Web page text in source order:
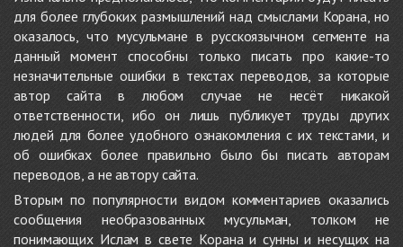
для более глубоких размышлений над смыслами Корана, но
оказалось, что мусульмане в русскоязычном сегменте на
данный момент способны только писать про какие-то
незначительные ошибки в текстах переводов, за которые
автор сайта в любом случае не несёт никакой
ответственности, ибо он лишь публикует труды других
людей для более удобного ознакомления с их текстами, и
об ошибках более правильно было бы писать авторам
переводов, а не автору сайта.
Вторым по популярности видом комментариев оказались
сообщения необразованных мусульман, толком не
понимающих Ислам в свете Корана и сунны и несущих на